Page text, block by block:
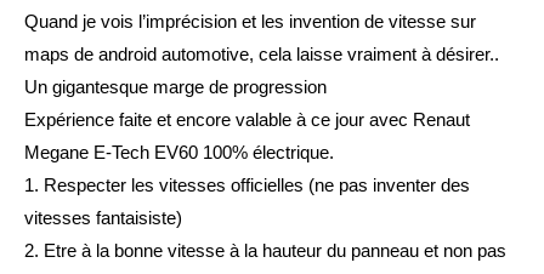
Quand je vois l’imprécision et les invention de vitesse sur
maps de android automotive, cela laisse vraiment à désirer..
Un gigantesque marge de progression
Expérience faite et encore valable à ce jour avec Renaut
Megane E-Tech EV60 100% électrique.
1. Respecter les vitesses officielles (ne pas inventer des
vitesses fantaisiste)
2. Etre à la bonne vitesse à la hauteur du panneau et non pas